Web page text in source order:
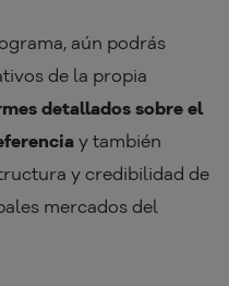
aún podrás
de la propia
detallados sobre el
y también
y credibilidad de
mercados del